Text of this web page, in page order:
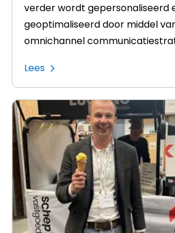
verder wordt gepersonaliseerd
geoptimaliseerd door middel
omnichannel
Lees